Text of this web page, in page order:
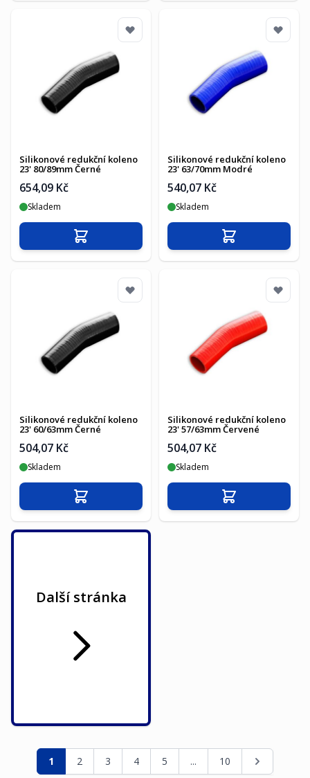
Silikonové redukční koleno
23' 80/89mm Černé
654,09 Kč
Skladem
Přidat do košíku
Silikonové redukční koleno
23' 63/70mm Modré
540,07 Kč
Skladem
Přidat do košíku
Silikonové redukční koleno
23' 60/63mm Černé
504,07 Kč
Skladem
Přidat do košíku
Silikonové redukční koleno
23' 57/63mm Červené
504,07 Kč
Skladem
Přidat do košíku
Další stránka
Stránka
Právě si prohlížíte stránku
1 Stránka
2 Stránka
3 Stránka
4 Stránka
5 ... Stránka
10 Stránka